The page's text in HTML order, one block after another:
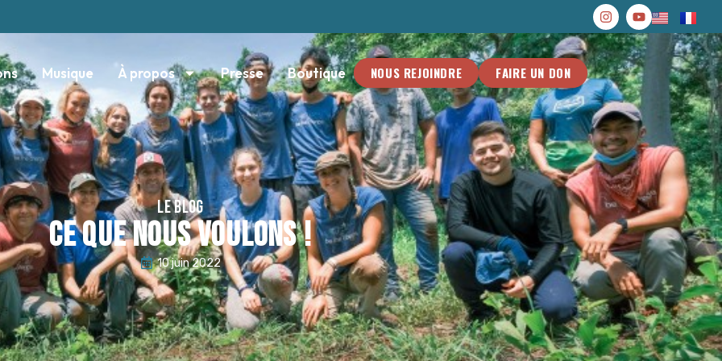
Musique À propos Presse Boutique NOUS REJOINDRE FAIRE UN DON
LE BLOG
Ce que nous voulons !
10 juin 2022